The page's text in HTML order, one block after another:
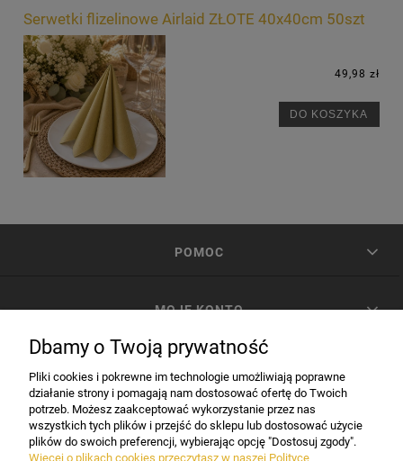
Serwetki flizelinowe Airlaid ZŁOTE 40x40cm 50szt
49,98 zł
DO KOSZYKA
POMOC
MOJE KONTO
INFORMACJE
Dbamy o Twoją prywatność
Pliki cookies i pokrewne im technologie umożliwiają poprawne
działanie strony i pomagają nam dostosować ofertę do Twoich
potrzeb. Możesz zaakceptować wykorzystanie przez nas
wszystkich tych plików i przejść do sklepu lub dostosować użycie
plików do swoich preferencji, wybierając opcję "Dostosuj zgody".
Więcej o plikach cookies przeczytasz w naszej Polityce